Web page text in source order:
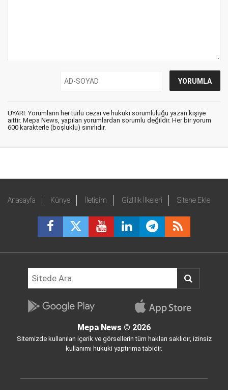
UYARI: Yorumların her türlü cezai ve hukuki sorumluluğu yazan kişiye
aittir. Mepa News, yapılan yorumlardan sorumlu değildir. Her bir yorum
600 karakterle (boşluklu) sınırlıdır.
Anasayfa Künye İletişim Gizlilik İlkeleri Sitene Ekle
Mepa News © 2026
Sitemizde kullanılan içerik ve görsellerin tüm hakları saklıdır, izinsiz
kullanımı hukuki yaptırıma tabidir.